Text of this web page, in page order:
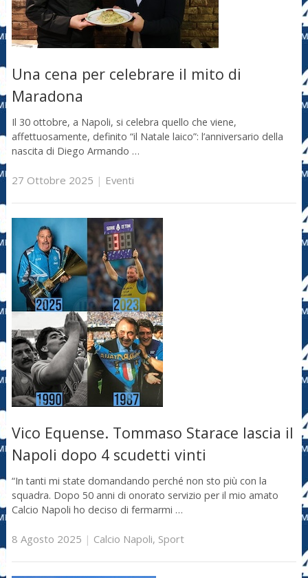
Una cena per celebrare il mito di
Maradona
Il 30 ottobre, a Napoli, si celebra quello che viene,
affettuosamente, definito “il Natale laico”: l’anniversario della
nascita di Diego Armando …
27 Ottobre 2025 | Eventi
Vico Equense. Tommaso Starace lascia il
Napoli dopo 4 scudetti vinti
“In tanti mi state domandando perché non sto più con la
squadra. Dopo 50 anni di onorato servizio per il mio amato
Calcio Napoli ho deciso di fermarmi …
8 Agosto 2025 | Calcio Napoli, Sport